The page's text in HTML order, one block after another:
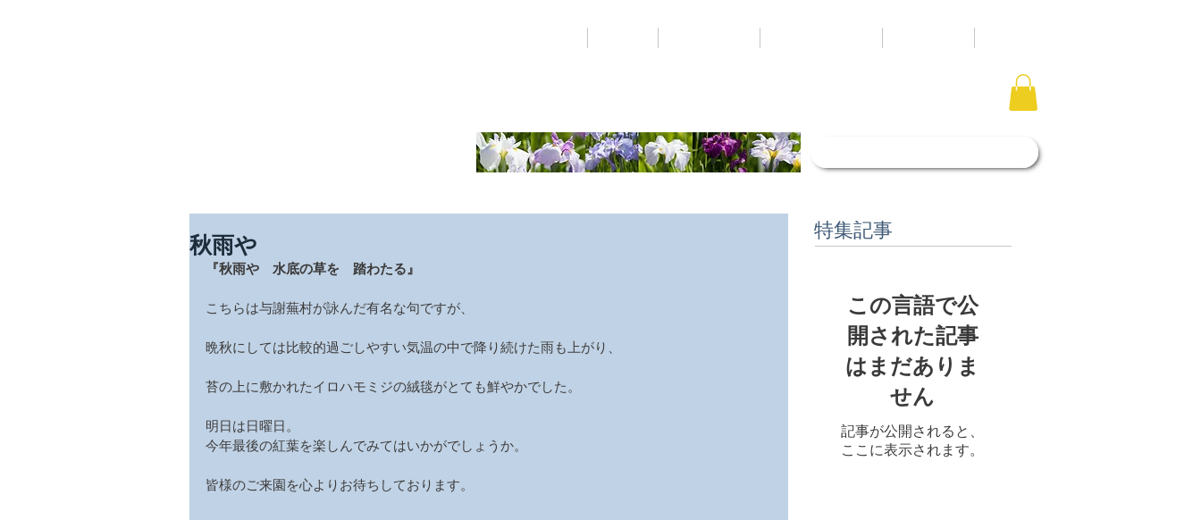
秋雨や
『秋雨や　水底の草を　踏わたる』
こちらは与謝蕪村が詠んだ有名な句ですが、
晩秋にしては比較的過ごしやすい気温の中で降り続けた雨も上がり、
苔の上に敷かれたイロハモミジの絨毯がとても鮮やかでした。
明日は日曜日。
今年最後の紅葉を楽しんでみてはいかがでしょうか。
皆様のご来園を心よりお待ちしております。
特集記事
この言語で公
開された記事
はまだありま
せん
記事が公開されると、
ここに表示されます。